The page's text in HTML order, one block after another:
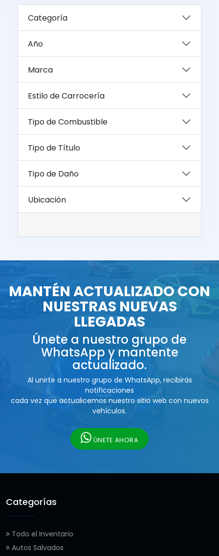
Categoría
Año
Marca
Estilo de Carrocería
Tipo de Combustible
Tipo de Título
Tipo de Daño
Ubicación
MANTÉN ACTUALIZADO CON
NUESTRAS NUEVAS
LLEGADAS
Únete a nuestro grupo de
WhatsApp y mantente
actualizado.
Al unirte a nuestro grupo de WhatsApp, recibirás
notificaciones
cada vez que actualicemos nuestro sitio web con nuevos
vehículos.
ÚNETE AHORA
Categorías
Todo el Inventario
Autos Salvados